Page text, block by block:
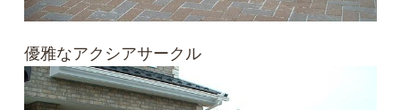
優雅なアクシアサークル